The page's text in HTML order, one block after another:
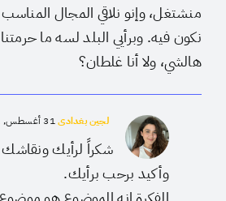
منشتغل، وإنو نلاقي المجال المناسب
نكون فيه. وبرأيي البلد لسه ما
هالشي، ولا أنا غلطان؟
لجين بغدادي31 أغسطس, 2021 في 3:33 م
شكراً لرأيك
وأكيد برحب برأيك.